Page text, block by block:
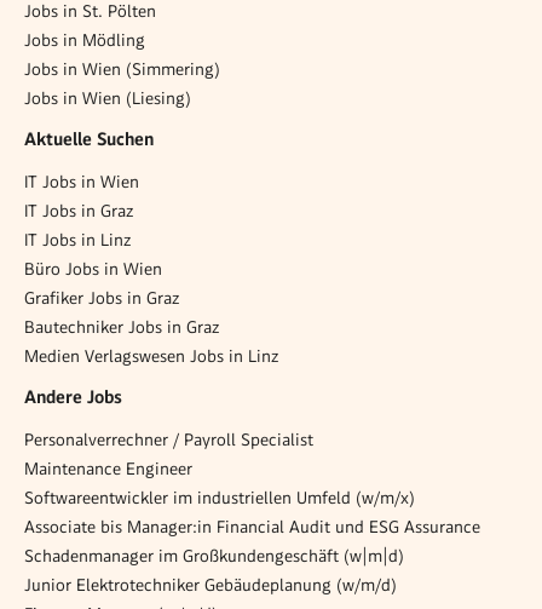
Jobs in St. Pölten
Jobs in Mödling
Jobs in Wien (Simmering)
Jobs in Wien (Liesing)
Aktuelle Suchen
IT Jobs in Wien
IT Jobs in Graz
IT Jobs in Linz
Büro Jobs in Wien
Grafiker Jobs in Graz
Bautechniker Jobs in Graz
Medien Verlagswesen Jobs in Linz
Andere Jobs
Personalverrechner / Payroll Specialist
Maintenance Engineer
Softwareentwickler im industriellen Umfeld (w/m/x)
Associate bis Manager:in Financial Audit und ESG Assurance
Schadenmanager im Großkundengeschäft (w|m|d)
Junior Elektrotechniker Gebäudeplanung (w/m/d)